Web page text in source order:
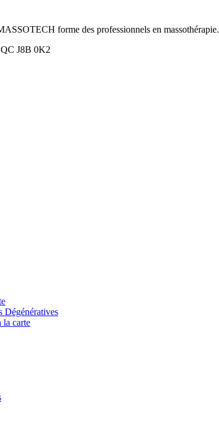
forme des professionnels en massothérapie.
J8B 0K2
Dégénératives
la carte